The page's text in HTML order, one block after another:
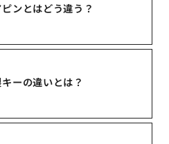
ンとはどう違う？
ーの違いとは？